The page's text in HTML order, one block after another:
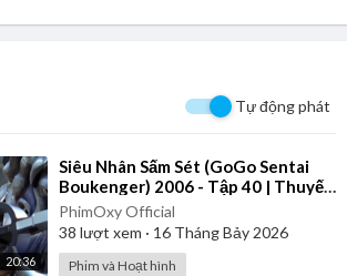
Tự động phát
20:36
⁣Siêu Nhân Sấm Sét (GoGo Sentai
Boukenger) 2006 - Tập 40 | Thuyết
Minh
PhimOxy Official
38 lượt xem · 16 Tháng Bảy 2026
Phim và Hoạt hình